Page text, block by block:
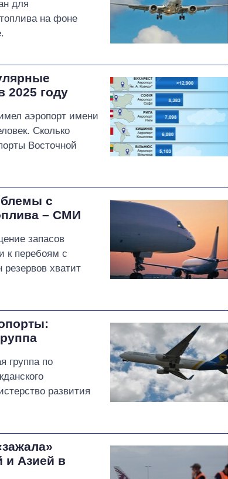
для
на фоне
2025 году
аэропорт имени
Сколько
Восточной
с
– СМИ
запасов
к перебоям с
хватит
группа по
развития
и Азией в